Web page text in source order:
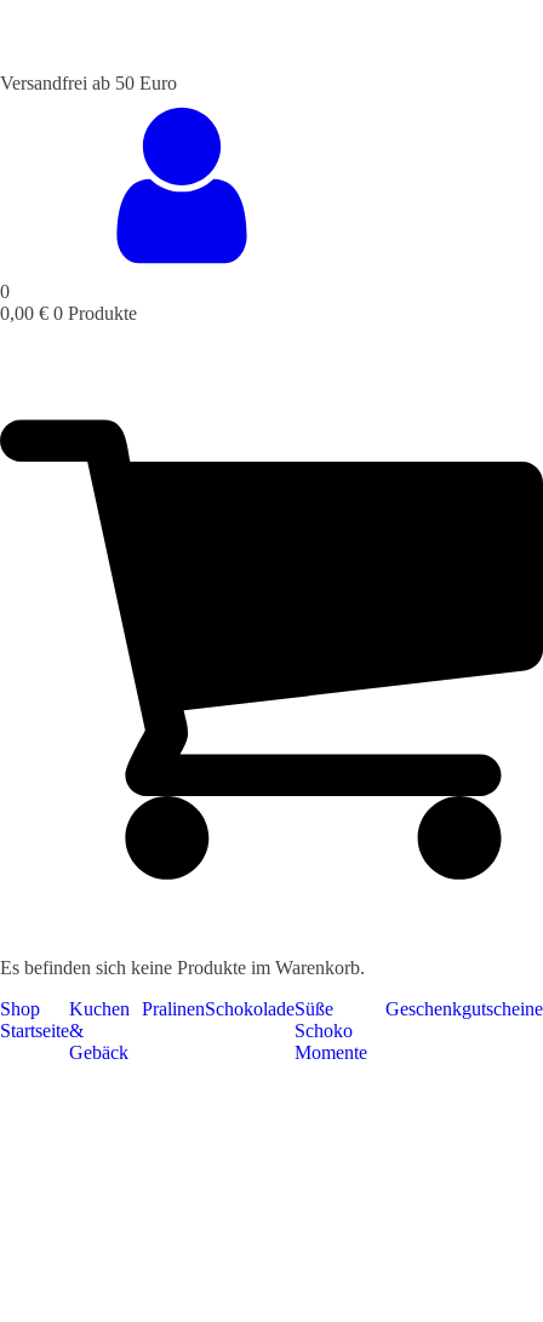
CAFE &
RESTAURANT& KARTE
& SPEISEKARTE
Versandfrei ab 50 Euro
0
0,00 € 0 Produkte
Es befinden sich keine Produkte im Warenkorb.
Shop
Startseite
Kuchen
&
Gebäck
PralinenSchokoladeSüße
Schoko
Momente
Geschenkgutscheine